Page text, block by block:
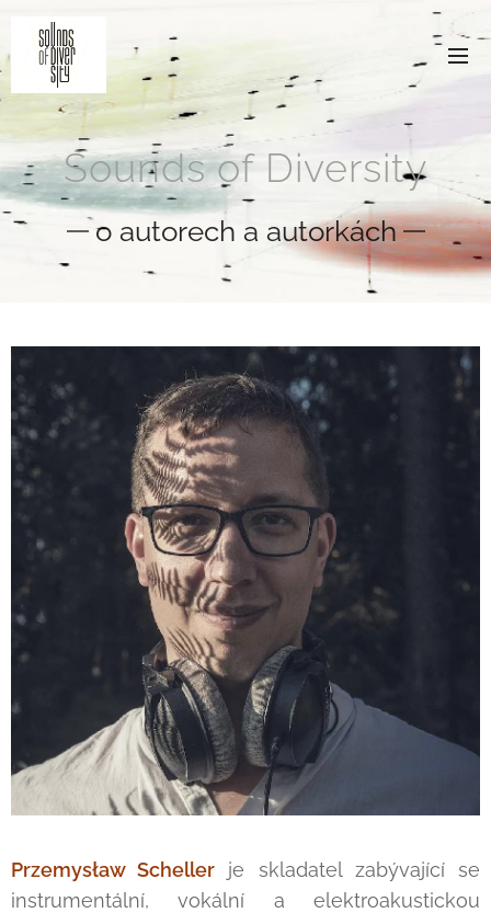
Sounds of Diversity
o autorech a autorkách
Przemysław Scheller je skladatel zabývající se
instrumentální, vokální a elektroakustickou